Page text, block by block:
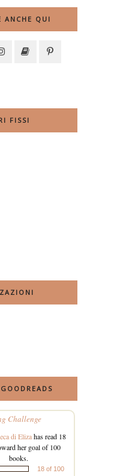
ANCHE QUI
FISSI
Challenge
di Elizahas read 18
her goal of 100
books.
18 of 100